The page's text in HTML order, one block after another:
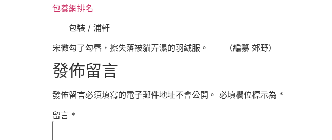
包養網排名
包裝 / 浦軒
宋微勾了勾唇，擦失落被貓弄濕的羽絨服。 （編纂 郊野）
發佈留言
發佈留言必須填寫的電子郵件地址不會公開。 必填欄位標示為 *
留言 *